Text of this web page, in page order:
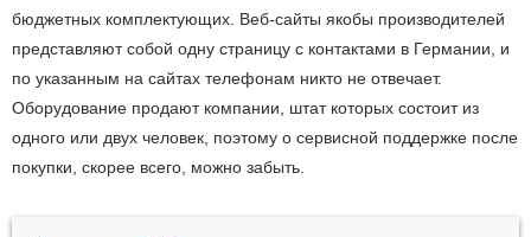
бюджетных комплектующих. Веб-сайты якобы производителей
представляют собой одну страницу с контактами в Германии, и
по указанным на сайтах телефонам никто не отвечает.
Оборудование продают компании, штат которых состоит из
одного или двух человек, поэтому о сервисной поддержке после
покупки, скорее всего, можно забыть.